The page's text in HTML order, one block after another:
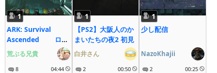
1
ARK: Survival
Ascended ロー
カル/Steam/じぇね
しす１
荒ぶる兄貴
8 04:44
1
【PS2】大阪人のか
まいたちの夜2 初見
白井さん
2 00:50
1
少し配信
NazoKhajii
2 00:25